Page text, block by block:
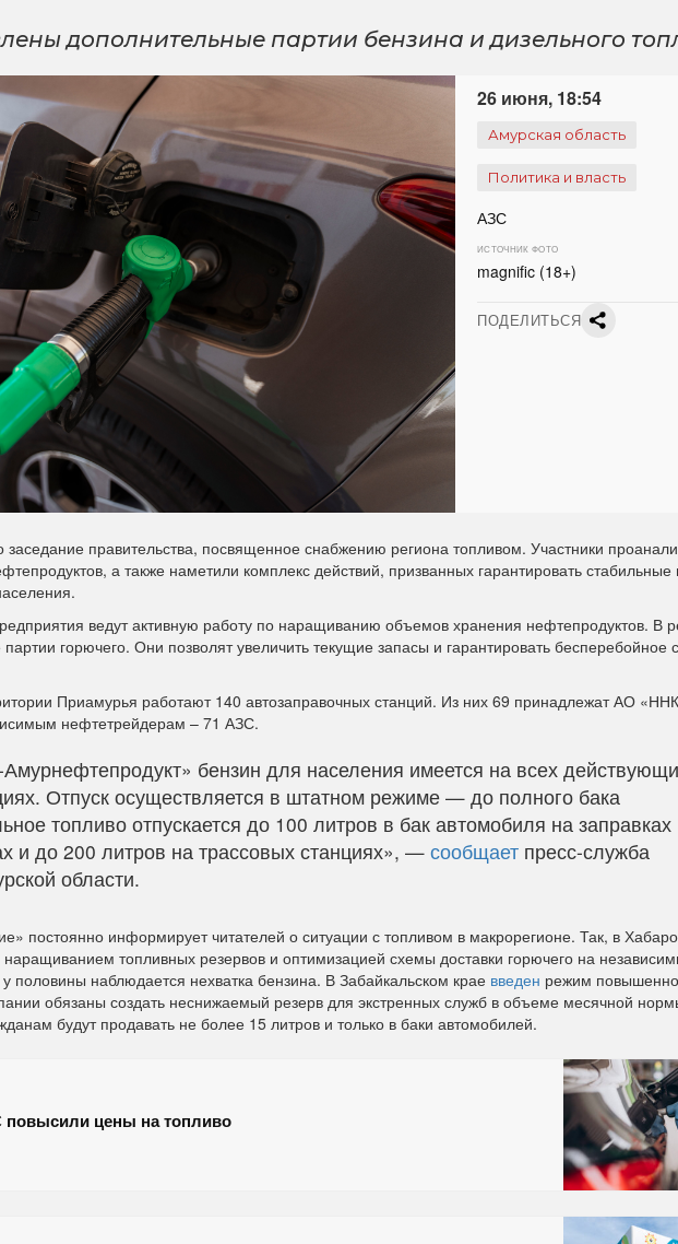
дополнительные партии бензина и дизельного
26 июня, 18:54
Амурская область
Политика и власть
АЗС
ИСТОЧНИК ФОТО
magnific (18+)
ПОДЕЛИТЬСЯ
правительства, посвященное снабжению региона топливом. Участники
а также наметили комплекс действий, призванных гарантировать стабильные
ведут активную работу по наращиванию объемов хранения нефтепродуктов. В
горючего. Они позволят увеличить текущие запасы и гарантировать бесперебойное
Приамурья работают 140 автозаправочных станций. Из них 69 принадлежат АО
нефтетрейдерам – 71 АЗС.
бензин для населения имеется на всех
Отпуск осуществляется в штатном режиме — до полного бака
топливо отпускается до 100 литров в бак автомобиля на заправках
и до 200 литров на трассовых станциях», — сообщает пресс-служба
области.
постоянно информирует читателей о ситуации с топливом в макрорегионе. Так, в
топливных резервов и оптимизацией схемы доставки горючего на
половины наблюдается нехватка бензина. В Забайкальском крае введен режим
обязаны создать неснижаемый резерв для экстренных служб в объеме месячной
будут продавать не более 15 литров и только в баки автомобилей.
повысили цены на топливо